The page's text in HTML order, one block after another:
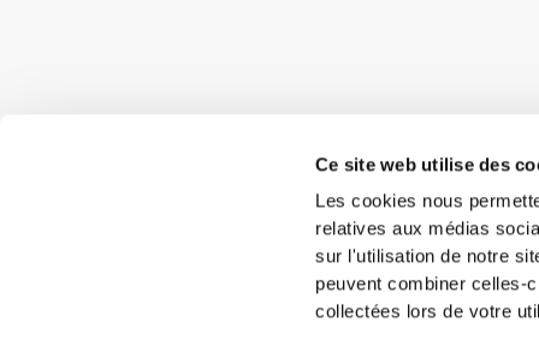
Ce site web utilise des
Les cookies nous
relatives aux médias
sur l'utilisation de notre
peuvent combiner celles-
collectées lors de votre